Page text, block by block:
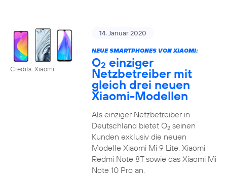
Credits: Xiaomi
14. Januar 2020
NEUE SMARTPHONES VON XIAOMI:
O2 einziger
Netzbetreiber mit
gleich drei neuen
Xiaomi-Modellen
Als einziger Netzbetreiber in
Deutschland bietet O2seinen
Kunden exklusiv die neuen
Modelle Xiaomi Mi 9 Lite, Xiaomi
Redmi Note 8T sowie das Xiaomi Mi
Note 10 Pro an.